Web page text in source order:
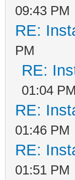
09:43 PM
RE:
PM
RE:
01:04 PM
RE:
01:46 PM
RE:
01:51 PM